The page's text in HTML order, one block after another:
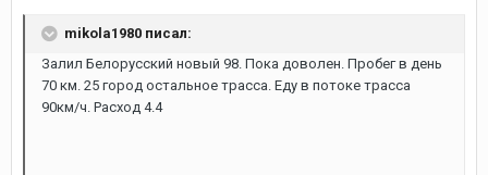
mikola1980 писал:
Залил Белорусский новый 98. Пока доволен. Пробег в день
70 км. 25 город остальное трасса. Еду в потоке трасса
90км/ч. Расход 4.4